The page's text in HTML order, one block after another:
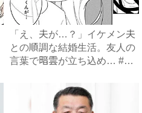
「え、夫が…？」イケメン夫
との順調な結婚生活。友人の
言葉で暗雲が立ち込め… #